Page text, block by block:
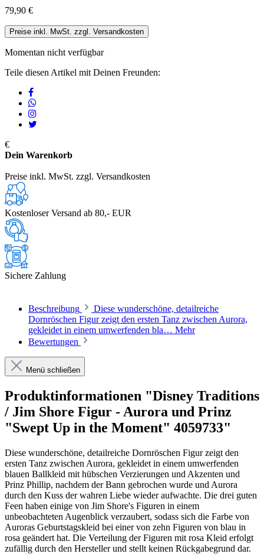
79,90 €
Preise inkl. MwSt. zzgl. Versandkosten
Momentan nicht verfügbar
Teile diesen Artikel mit Deinen Freunden:
€
Dein Warenkorb
Preise inkl. MwSt. zzgl. Versandkosten
Kostenloser Versand ab 80,- EUR
Sichere Zahlung
Beschreibung
Diese wunderschöne, detailreiche
Dornröschen Figur zeigt den ersten Tanz zwischen Aurora,
gekleidet in einem umwerfenden bla… Mehr
Bewertungen
Menü schließen
Produktinformationen "Disney Traditions
/ Jim Shore Figur - Aurora und Prinz
"Swept Up in the Moment" 4059733"
Diese wunderschöne, detailreiche Dornröschen Figur zeigt den
ersten Tanz zwischen Aurora, gekleidet in einem umwerfenden
blauen Ballkleid mit hübschen Verzierungen und Akzenten und
Prinz Phillip, nachdem der Bann gebrochen wurde und Aurora
durch den Kuss der wahren Liebe wieder aufwachte. Die drei guten
Feen haben einige von Jim Shore's Figuren in einem
unbeobachteten Augenblick verzaubert, sodass sich die Farbe von
Auroras Geburtstagskleid bei einer von zehn Figuren von blau in
rosa geändert hat. Die Verteilung der Figuren mit rosa Kleid erfolgt
zufällig durch den Hersteller und stellt keinen Rückgabegrund dar.